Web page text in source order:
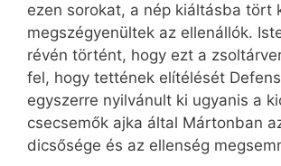
ezen sorokat, a nép kiáltásba tört
megszégyenültek az ellenállók.
révén történt, hogy ezt a
fel, hogy tettének elítélését
egyszerre nyilvánult ki ugyanis a
csecsemők ajka által Mártonban
dicsősége és az ellenség